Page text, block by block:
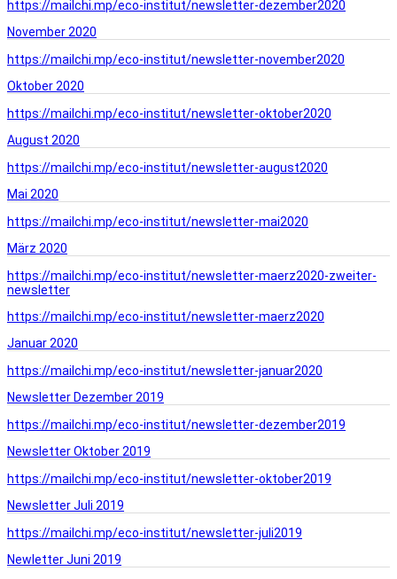
https://mailchi.mp/eco-institut/newsletter-dezember2020
November 2020
https://mailchi.mp/eco-institut/newsletter-november2020
Oktober 2020
https://mailchi.mp/eco-institut/newsletter-oktober2020
August 2020
https://mailchi.mp/eco-institut/newsletter-august2020
Mai 2020
https://mailchi.mp/eco-institut/newsletter-mai2020
März 2020
https://mailchi.mp/eco-institut/newsletter-maerz2020-zweiter-
newsletter
https://mailchi.mp/eco-institut/newsletter-maerz2020
Januar 2020
https://mailchi.mp/eco-institut/newsletter-januar2020
Newsletter Dezember 2019
https://mailchi.mp/eco-institut/newsletter-dezember2019
Newsletter Oktober 2019
https://mailchi.mp/eco-institut/newsletter-oktober2019
Newsletter Juli 2019
https://mailchi.mp/eco-institut/newsletter-juli2019
Newletter Juni 2019